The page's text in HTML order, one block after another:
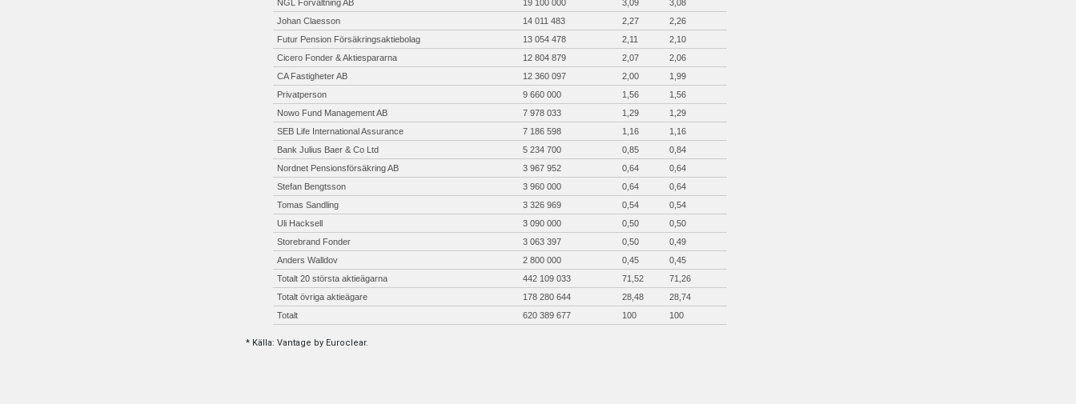
NGL Förvaltning AB 19 100 000 3,09
3,08
Johan Claesson
14 011 483 2,27
2,26
Futur Pension Försäkringsaktiebolag
13 054 478 2,11
2,10
Cicero Fonder & Aktiespararna
12 804 879 2,07
2,06
CA Fastigheter AB
12 360 097 2,00
1,99
Privatperson
9 660 000 1,56
1,56
Nowo Fund Management AB
7 978 033 1,29
1,29
SEB Life International Assurance
7 186 598 1,16
1,16
Bank Julius Baer & Co Ltd
5 234 700 0,85
0,84
Nordnet Pensionsförsäkring AB
3 967 952 0,64
0,64
Stefan Bengtsson
3 960 000 0,64
0,64
Tomas Sandling
3 326 969 0,54
0,54
Uli Hacksell
3 090 000 0,50
0,50
Storebrand Fonder
3 063 397 0,50
0,49
Anders Walldov
2 800 000 0,45
0,45
Totalt 20 största aktieägarna
442 109 033 71,52
71,26
Totalt övriga aktieägare
178 280 644 28,48
28,74
Totalt
620 389 677 100 100
* Källa: Vantage by Euroclear.